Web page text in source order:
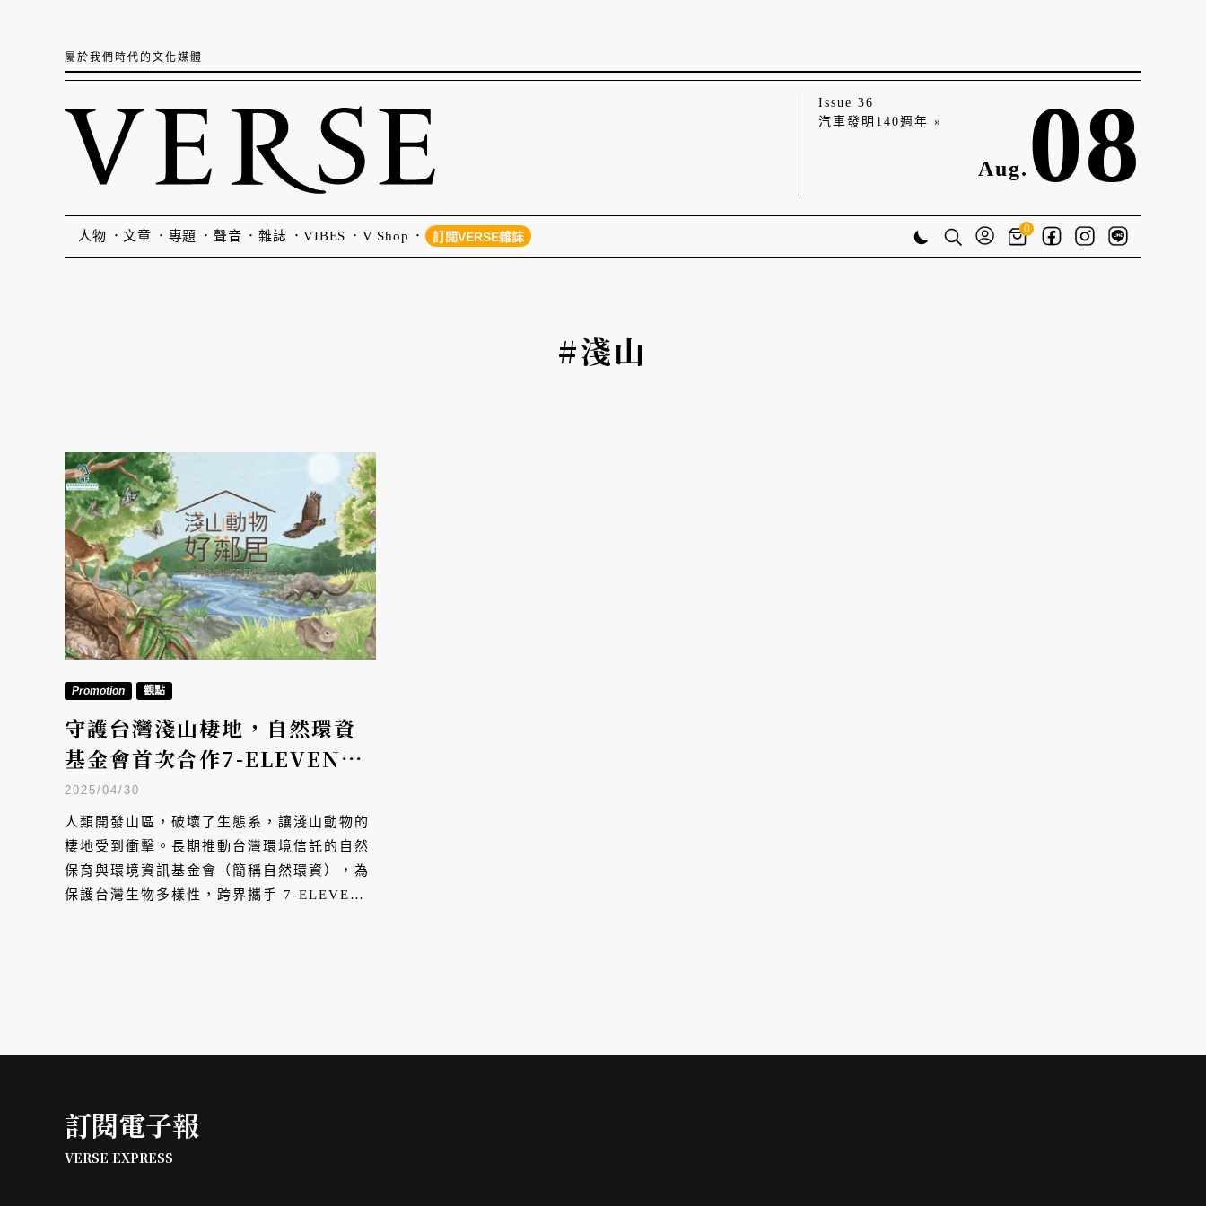
屬於我們時代的文化媒體
Issue 36
汽車發明140週年 »
Aug. 08
人物 文章 專題 聲音 雜誌 VIBES V Shop 訂閱VERSE雜誌
0
#淺山
Promotion 觀點
守護台灣淺山棲地，自然環資
基金會首次合作7-ELEVEN：
用零錢幫助台灣生物創造一個
安心的家
2025/04/30
人類開發山區，破壞了生態系，讓淺山動物的
棲地受到衝擊。長期推動台灣環境信託的自然
保育與環境資訊基金會（簡稱自然環資），為
保護台灣生物多樣性，跨界攜手 7-ELEVEN
訂閱電子報
VERSE EXPRESS